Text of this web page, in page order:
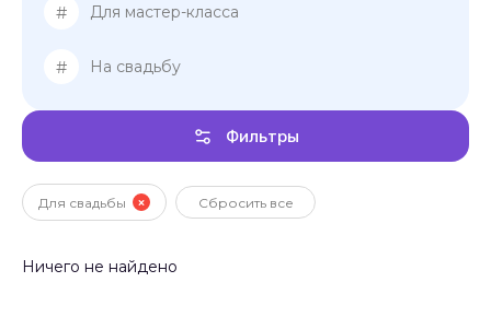
# Для мастер-класса
# На свадьбу
Фильтры
Для свадьбы Сбросить все
Ничего не найдено